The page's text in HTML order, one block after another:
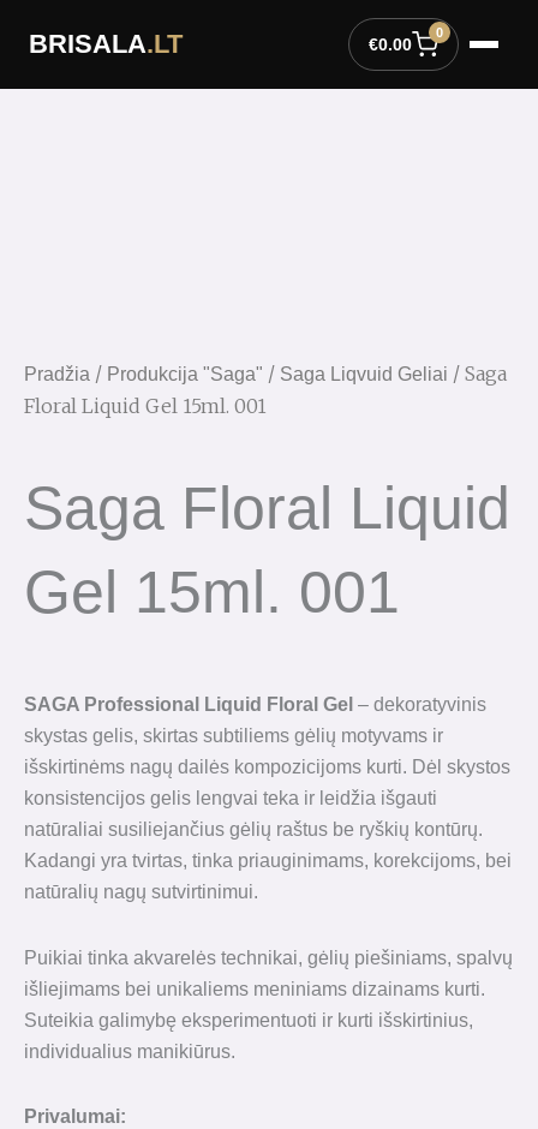
BRISALA.LT €0.00
0
Pradžia / Produkcija "Saga" / Saga Liqvuid Geliai / Saga
Floral Liquid Gel 15ml. 001
Saga Floral Liquid
Gel 15ml. 001
SAGA Professional Liquid Floral Gel – dekoratyvinis
skystas gelis, skirtas subtiliems gėlių motyvams ir
išskirtinėms nagų dailės kompozicijoms kurti. Dėl skystos
konsistencijos gelis lengvai teka ir leidžia išgauti
natūraliai susiliejančius gėlių raštus be ryškių kontūrų.
Kadangi yra tvirtas, tinka priauginimams, korekcijoms, bei
natūralių nagų sutvirtinimui.
Puikiai tinka akvarelės technikai, gėlių piešiniams, spalvų
išliejimams bei unikaliems meniniams dizainams kurti.
Suteikia galimybę eksperimentuoti ir kurti išskirtinius,
individualius manikiūrus.
Privalumai: